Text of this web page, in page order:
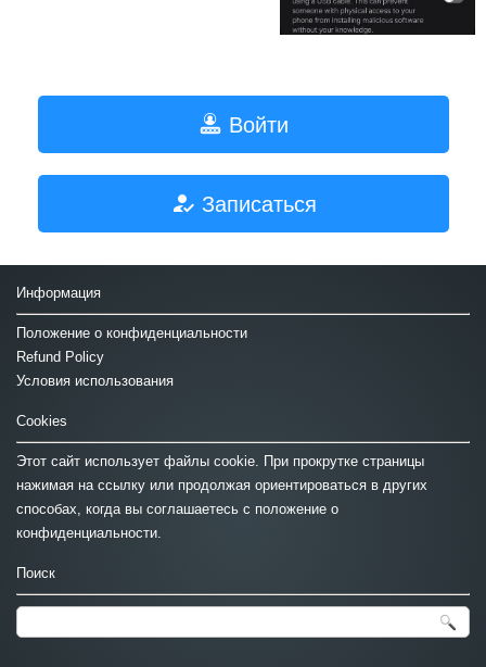
Войти
Записаться
Информация
Положение о конфиденциальности
Refund Policy
Условия использования
Cookies
Этот сайт использует файлы cookie. При прокрутке страницы
нажимая на ссылку или продолжая ориентироваться в других
способах, когда вы соглашаетесь с положение о
конфиденциальности.
Поиск